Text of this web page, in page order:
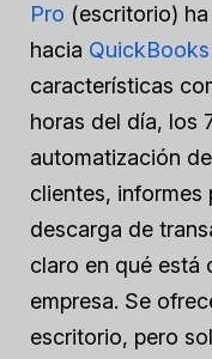
Pro (escritorio)
hacia
características
horas del día, los
automatización
clientes,
descarga de
claro en qué está
empresa. Se
escritorio, pero